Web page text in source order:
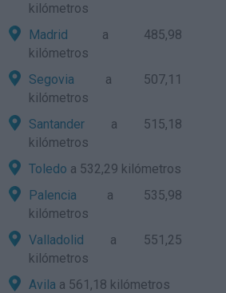
kilómetros
Madrid a 485,98
kilómetros
Segovia a 507,11
kilómetros
Santander a 515,18
kilómetros
Toledo a 532,29 kilómetros
Palencia a 535,98
kilómetros
Valladolid a 551,25
kilómetros
Avila a 561,18 kilómetros